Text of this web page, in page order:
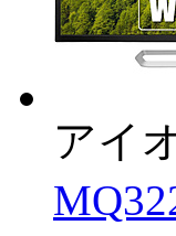
アイ